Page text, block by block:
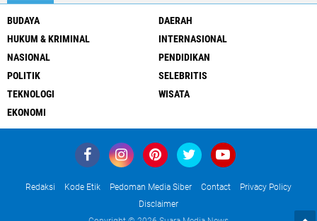
BUDAYA
DAERAH
HUKUM & KRIMINAL
INTERNASIONAL
NASIONAL
PENDIDIKAN
POLITIK
SELEBRITIS
TEKNOLOGI
WISATA
EKONOMI
Redaksi Kode Etik Pedoman Media Siber Contact
Privacy Policy
Disclaimer